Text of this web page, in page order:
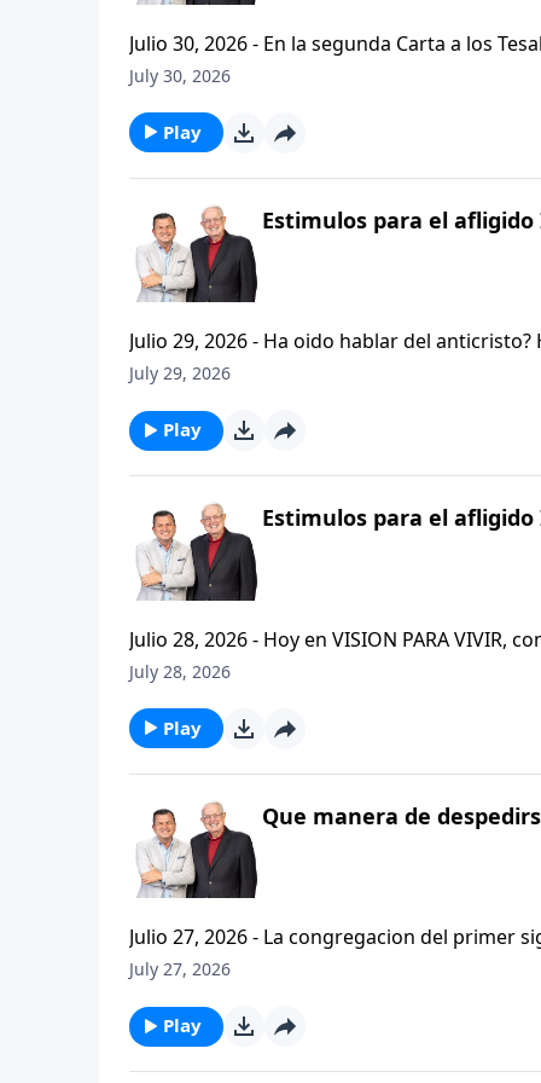
Julio 30, 2026 - En la segunda Carta a los
permanezcan firmes y aferrados a las
del mensaje que comenzamos hace un par
July 30, 2026
Play
Estimulos para el
Julio 29, 2026 - Ha oido hablar del
que se refiere la Biblia cuando usa la palabra
capitulo de 2 Tesalonicenses y escuchemos
AFLIGIDO.
July 29, 2026
Play
Estimulos para el afligido
Julio 28, 2026 - Hoy en VISION PARA
CRISTIANISMO FIRME: UN ESTUDIO DE 2
el pastor Carlos A. Zazueta titulo: "ESTIMULOS
July 28, 2026
Play
Que manera de
Julio 27, 2026 - La congregacion del primer
interpersonales cristianas y genuinas. Se afirmaban mutuamente. Daban cuentas de si mismos unos con
que significa desarrollar relaciones
July 27, 2026
Play